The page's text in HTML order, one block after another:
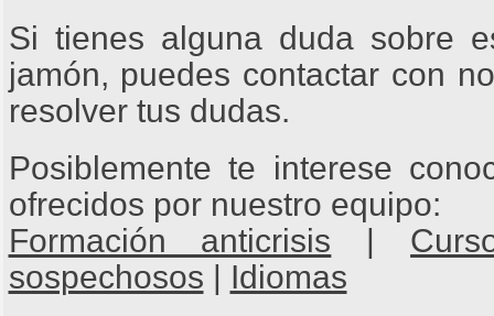
Si tienes alguna duda sobre
jamón, puedes contactar con
resolver tus dudas.
Posiblemente te interese
ofrecidos por nuestro equipo:
Formación anticrisis |
sospechosos | Idiomas